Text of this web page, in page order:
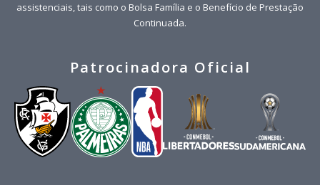
assistenciais, tais como o Bolsa Família e o Benefício de Prestação
Continuada.
Patrocinadora Oficial